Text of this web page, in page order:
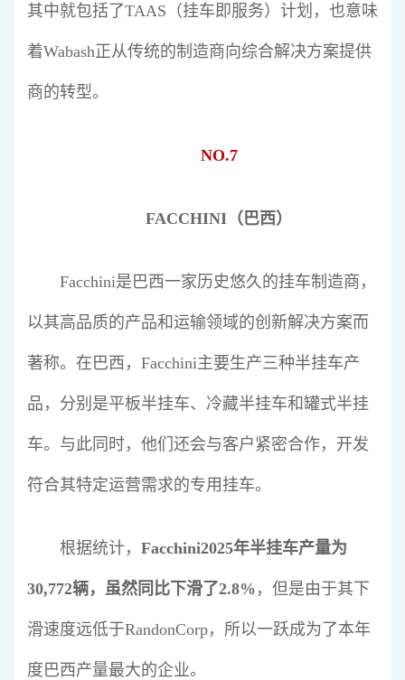
其中就包括了TAAS（挂车即服务）计划，也意味
着Wabash正从传统的制造商向综合解决方案提供
商的转型。
NO.7
FACCHINI（巴西）
Facchini是巴西一家历史悠久的挂车制造商，
以其高品质的产品和运输领域的创新解决方案而
著称。在巴西，Facchini主要生产三种半挂车产
品，分别是平板半挂车、冷藏半挂车和罐式半挂
车。与此同时，他们还会与客户紧密合作，开发
符合其特定运营需求的专用挂车。
根据统计， Facchini2025年半挂车产量为
30,772辆，虽然同比下滑了2.8% ，但是由于其下
滑速度远低于RandonCorp，所以一跃成为了本年
度巴西产量最大的企业。